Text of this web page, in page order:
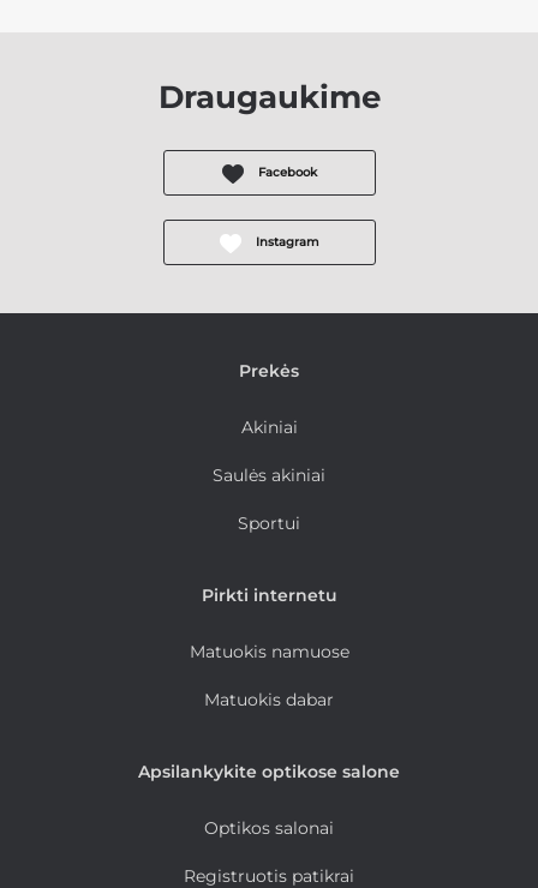
Draugaukime
Facebook
Instagram
Prekės
Akiniai
Saulės akiniai
Sportui
Pirkti internetu
Matuokis namuose
Matuokis dabar
Apsilankykite optikose salone
Optikos salonai
Registruotis patikrai